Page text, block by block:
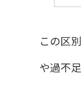
この区
や過不